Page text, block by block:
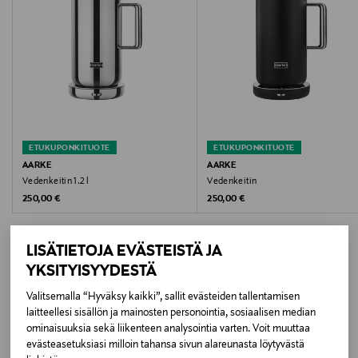
LISÄTIETOJA EVÄSTEISTÄ JA
YKSITYISYYDESTÄ
Valitsemalla “Hyväksy kaikki”, sallit evästeiden tallentamisen
laitteellesi sisällön ja mainosten personointia, sosiaalisen median
ominaisuuksia sekä liikenteen analysointia varten. Voit muuttaa
evästeasetuksiasi milloin tahansa sivun alareunasta löytyvästä
Takuu
24 kk
Väri
CREAM
Koko
1,7 l
ETUKUPONKITUOTE
AARKE
Vedenkeitin 1.2 l
Original Price
250,00 €
ETUKUPONKITUOTE
AARKE
Vedenkeitin
Original Price
250,00 €
LISÄÄ KIINNOSTAVIA
TUOTTEITA